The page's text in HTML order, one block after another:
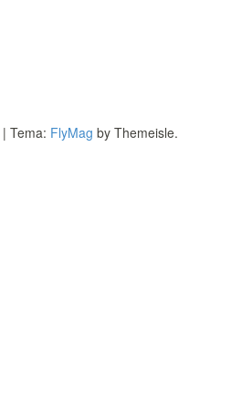
| Tema: FlyMag by Themeisle.